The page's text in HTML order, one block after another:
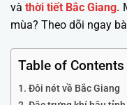
và thời tiết Bắc Giang.
mùa? Theo dõi ngay
Table of Contents
Đôi nét về Bắc Giang